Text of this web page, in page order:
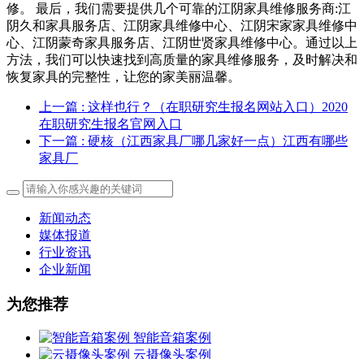
修。 最后，我们需要提供几个可靠的江阴家具维修服务商:江
阴久和家具服务店、江阴家具维修中心、江阴宋家家具维修中
心、江阴蒙奇家具服务店、江阴世贤家具维修中心。通过以上
方法，我们可以快速找到高质量的家具维修服务，及时解决和
恢复家具的完整性，让您的家美丽温馨。
上一篇 : 这样也行？（在职研究生报名网站入口）2020
在职研究生报名官网入口
下一篇 : 硬核（江西家具厂哪几家好一点）江西有哪些
家具厂
新闻动态
媒体报道
行业资讯
企业新闻
为您推荐
智能音箱案例
云摄像头案例